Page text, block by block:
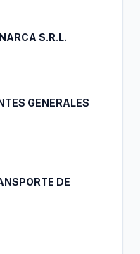
S.R.L.
GENERALES
DE